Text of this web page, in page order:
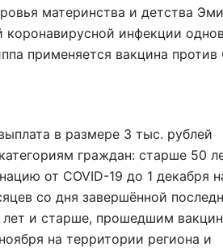
материнства и детства
коронавирусной инфекции
применяется вакцина против
в размере 3 тыс. рублей
граждан: старше 50
от COVID-19 до 1 декабря
со дня завершённой
лет и старше, прошедшим
на территории региона и